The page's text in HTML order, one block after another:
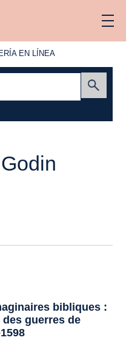
EN LÍNEA
bibliques :
des guerres de